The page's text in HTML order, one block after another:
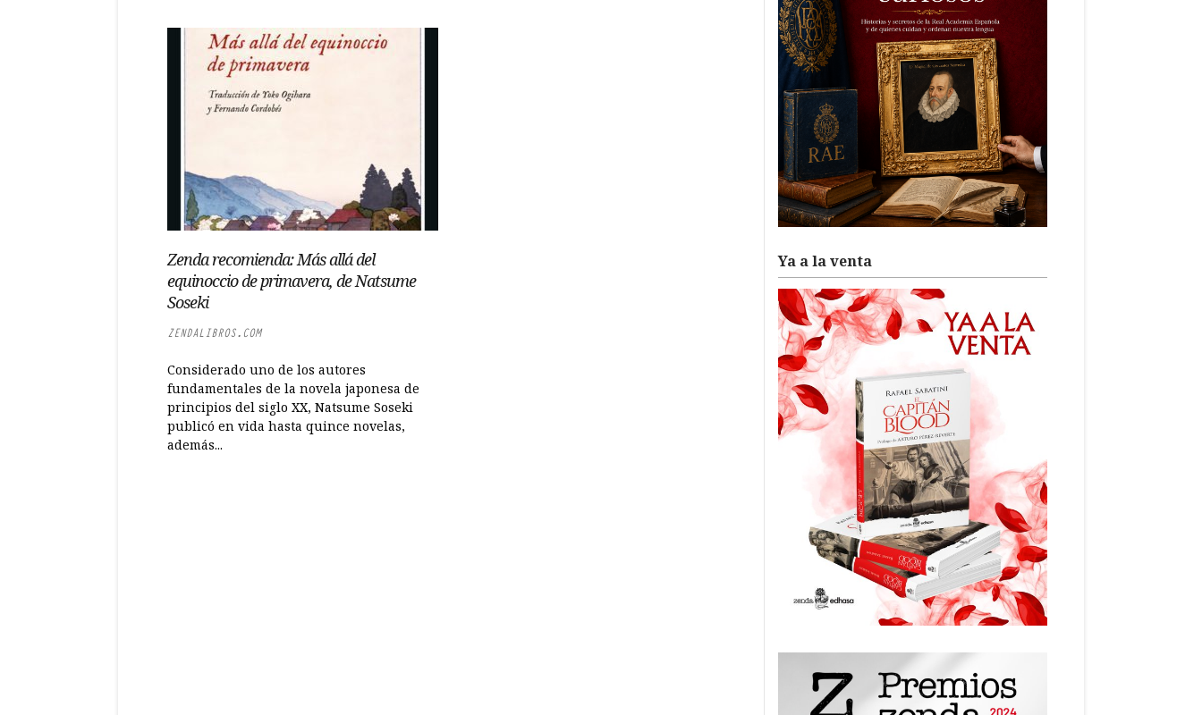
Zenda recomienda: Más allá del
equinoccio de primavera, de Natsume
Soseki
ZENDALIBROS.COM
Considerado uno de los autores
fundamentales de la novela japonesa de
principios del siglo XX, Natsume Soseki
publicó en vida hasta quince novelas,
además...
Ya a la venta